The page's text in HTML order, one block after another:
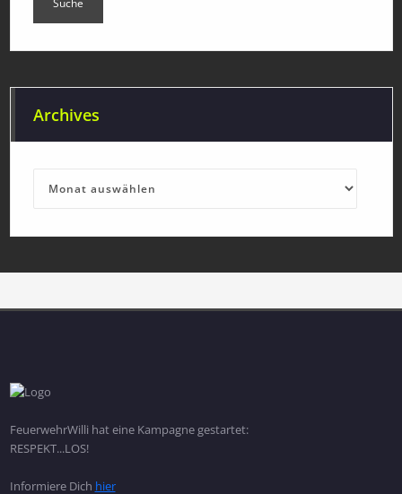
Archives
FeuerwehrWilli hat eine Kampagne gestartet:
RESPEKT...LOS!
Informiere Dich hier